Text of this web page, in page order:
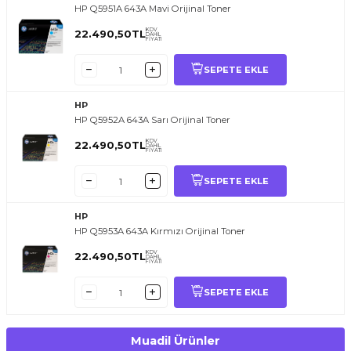
T
O
E
R
.
O
M.
T
R
i
l
i
l
t
i
m
g
i
ğ
i
i
ç
t
e
ş
k
k
ü
e
r
S
i
z
n
y
r
d
m
c
o
l
a
b
l
i
r
i
HP Q5951A 643A Mavi Orijinal Toner
22.490,50TLKDV
DAHİL
FİYATI
SEPETE EKLE
HP
HP Q5952A 643A Sarı Orijinal Toner
22.490,50TLKDV
DAHİL
FİYATI
SEPETE EKLE
HP
HP Q5953A 643A Kırmızı Orijinal Toner
22.490,50TLKDV
DAHİL
FİYATI
SEPETE EKLE
Muadil Ürünler